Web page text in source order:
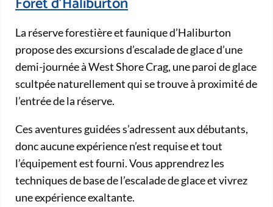
La réserve forestière et faunique d’Haliburton
propose des excursions d’escalade de glace d’une
demi-journée à West Shore Crag, une paroi de glace
scultpée naturellement qui se trouve à proximité de
l’entrée de la réserve.
Ces aventures guidées s’adressent aux débutants,
donc aucune expérience n’est requise et tout
l’équipement est fourni. Vous apprendrez les
techniques de base de l’escalade de glace et vivrez
une expérience exaltante.